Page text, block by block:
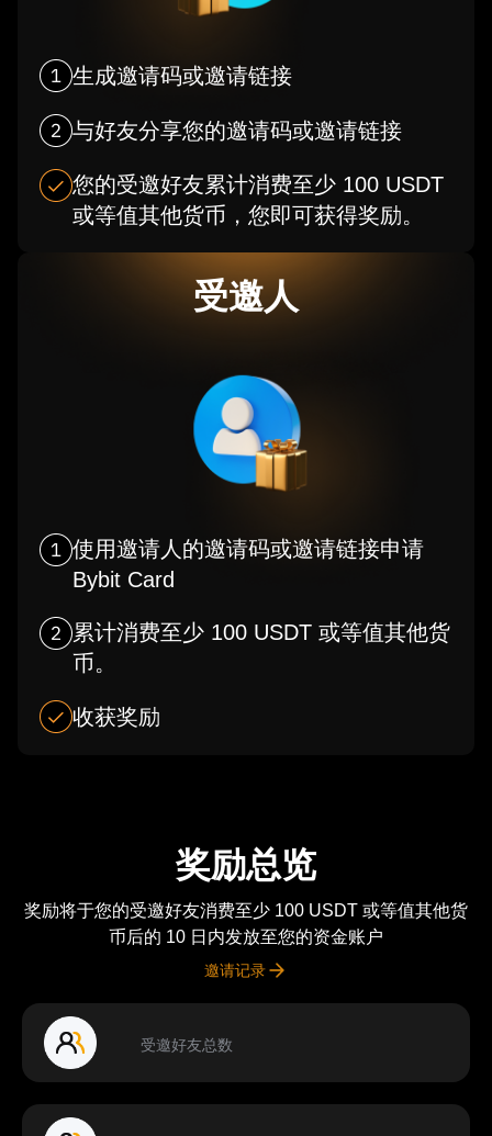
生成邀请码或邀请链接
与好友分享您的邀请码或邀请链接
您的受邀好友累计消费至少 100 USDT
或等值其他货币，您即可获得奖励。
受邀人
使用邀请人的邀请码或邀请链接申请
Bybit Card
累计消费至少 100 USDT 或等值其他货
币。
收获奖励
奖励总览
奖励将于您的受邀好友消费至少 100 USDT 或等值其他货
币后的 10 日内发放至您的资金账户
邀请记录
受邀好友总数